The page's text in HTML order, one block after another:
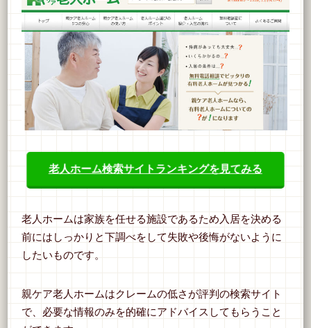
老人ホーム検索サイトランキングを見てみる
老人ホームは家族を任せる施設であるため入居を決める
前にはしっかりと下調べをして失敗や後悔がないように
したいものです。
親ケア老人ホームはクレームの低さが評判の検索サイト
で、必要な情報のみを的確にアドバイスしてもらうこと